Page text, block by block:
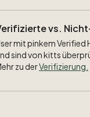
vs.
mit pinkem
sind von kitts
zu derVerifizierung.